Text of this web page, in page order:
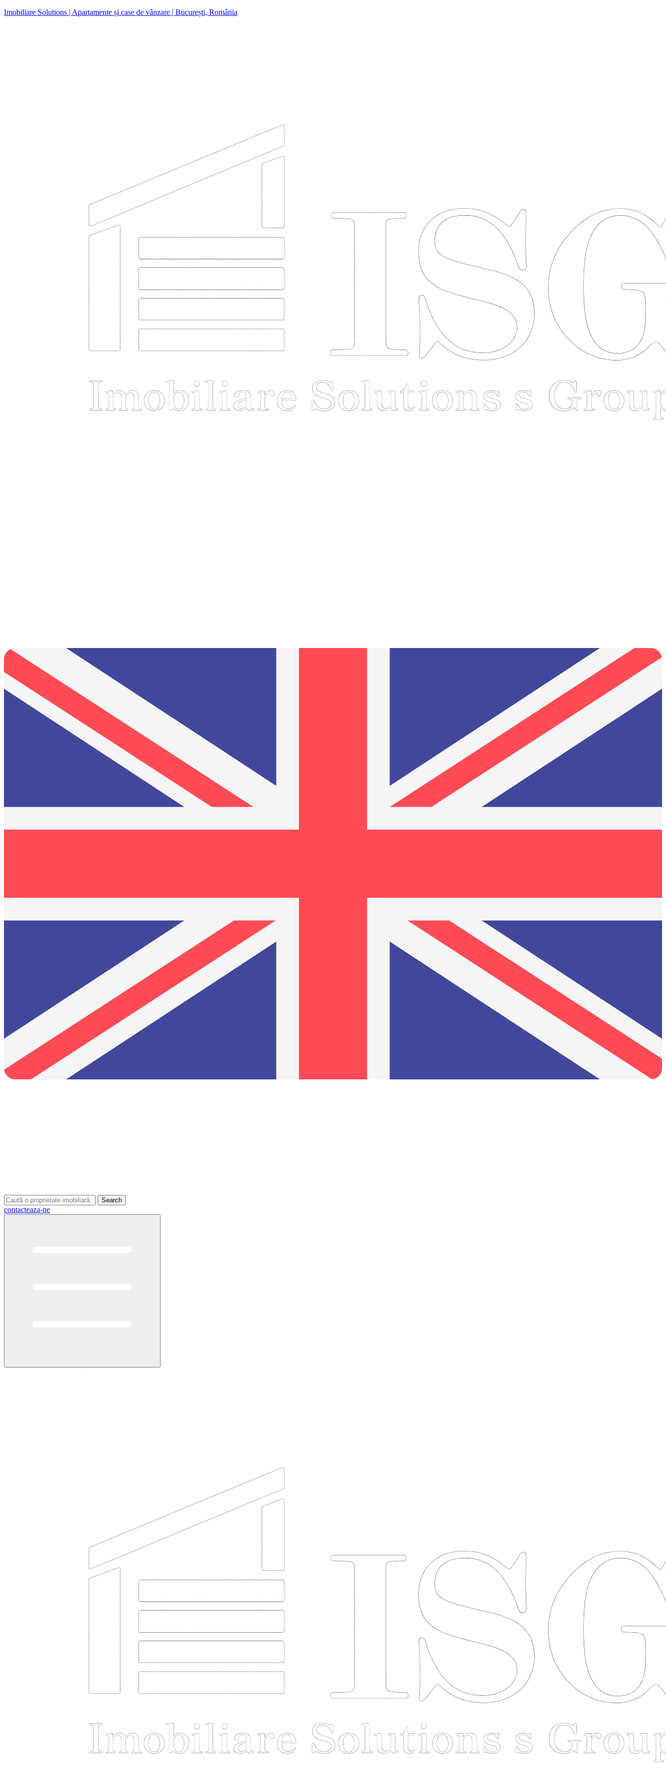
Imobiliare Solutions | Apartamente și case de vânzare | București, România
Search
contacteaza-ne